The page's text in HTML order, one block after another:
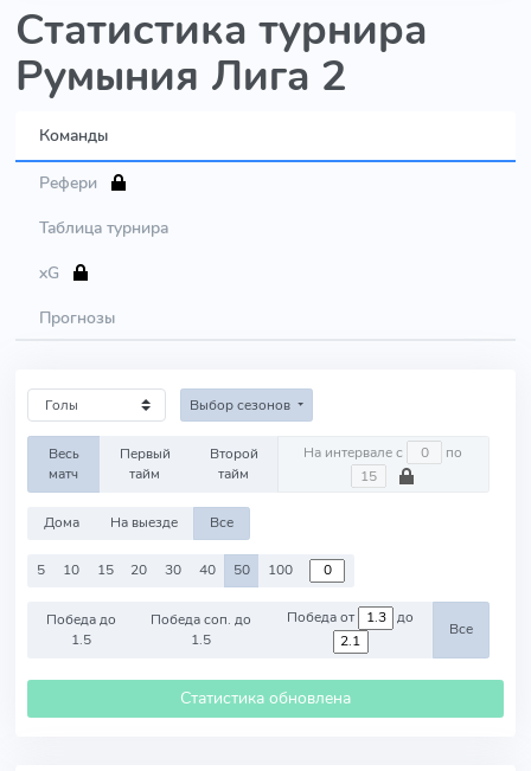
Статистика турнира
Румыния Лига 2
Команды
Рефери
Таблица турнира
xG
Прогнозы
Выбор сезонов
Весь
матч
Первый
тайм
Второй
тайм
На интервале с по
Дома На выезде Все
5 10 15 20 30 40 50 100
Победа до
1.5
Победа соп. до
1.5
Победа от до
Все
Статистика обновлена